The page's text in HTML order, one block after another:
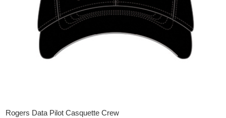
Rogers Data Pilot Casquette Crew